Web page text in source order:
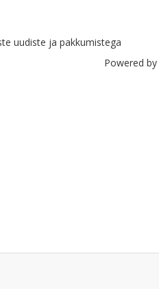
uudiste ja pakkumistega
Powered by